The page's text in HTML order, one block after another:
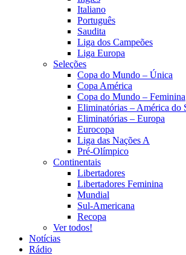
Italiano
Português
Saudita
Liga dos Campeões
Liga Europa
Seleções
Copa do Mundo – Única
Copa América
Copa do Mundo – Feminina
Eliminatórias – América do
Eliminatórias – Europa
Eurocopa
Liga das Nações A
Pré-Olímpico
Continentais
Libertadores
Libertadores Feminina
Mundial
Sul-Americana
Recopa
Ver todos!
Notícias
Rádio